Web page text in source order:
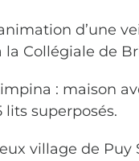
d’une
la Collégiale de
: maison
superposés.
village de Puy